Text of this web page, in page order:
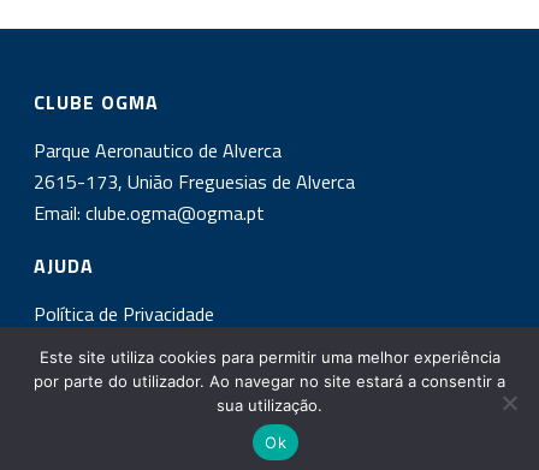
CLUBE OGMA
Parque Aeronautico de Alverca
2615-173, União Freguesias de Alverca
Email:clube.ogma@ogma.pt
AJUDA
Política de Privacidade
INSCREVA-SE NA NOSSA NEWSLETTER!
Copyright All Rights Reserved © 2017
Este site utiliza cookies para permitir uma melhor experiência
por parte do utilizador. Ao navegar no site estará a consentir a
sua utilização.
Ok